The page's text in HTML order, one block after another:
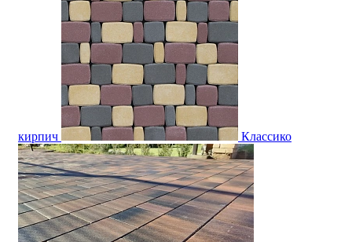
кирпич Классико